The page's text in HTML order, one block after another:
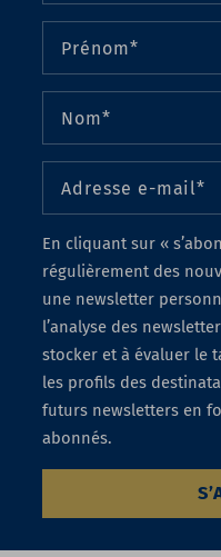
En cliquant sur «
régulièrement des
une newsletter
l’analyse des
stocker et à évaluer le
les profils des
futurs newsletters en
abonnés.